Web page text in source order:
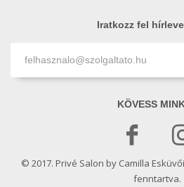
Iratkozz fel
KÖVESS
© 2017. Privé Salon by Camilla
fenntartva.